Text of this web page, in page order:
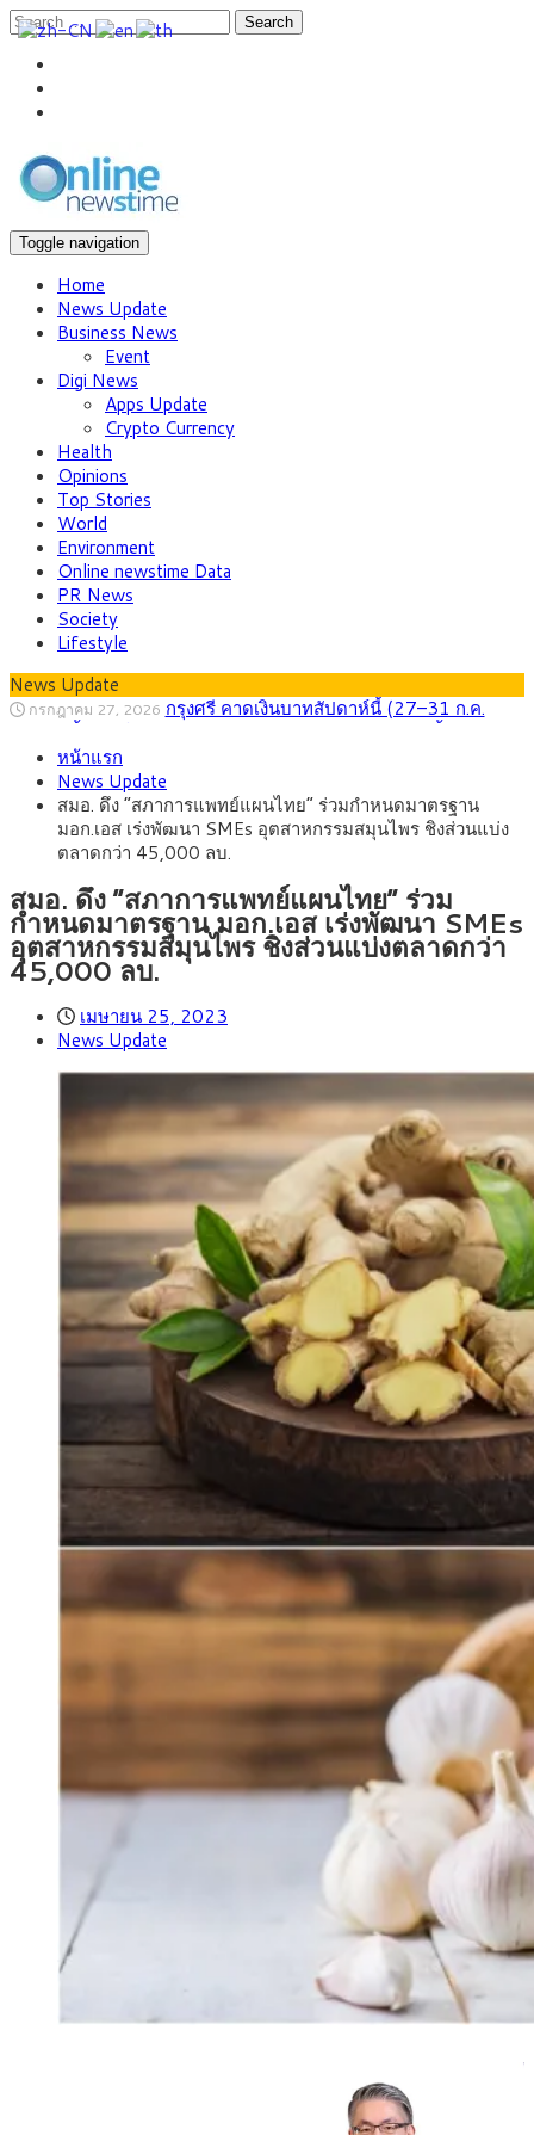
Search
Toggle navigation
Home
News Update
Business News
Event
Digi News
Apps Update
Crypto Currency
Health
Opinions
Top Stories
World
Environment
Online newstime Data
PR News
Society
Lifestyle
News Update
กรกฎาคม 27, 2026 กรุงศรี คาดเงินบาทสัปดาห์นี้ (27–31 ก.ค.
หน้ารถไฟฟ้าสงขลา โมโนเรล 12.54 กม. เชื่อมเมืองหาดใหญ่
สิงหาคม 4, 2026
รายหัวเพียง 2,618 บาท เสนอทบทวนจัดสรรงบให้สอดคล้องภาระ
งานจริง
สิงหาคม 3, 2026 กรุงศรี คาดเงินบาทสัปดาห์นี้ซื้อขายในกรอบ
33.00-33.60 ติดตามข้อมูลจ้างงานสหรัฐฯ
สิงหาคม 1, 2026 “เอกนิติ” เปิดเครื่องยนต์เศรษฐกิจใหม่ของไทย
เดินหน้า 5 ยุทธศาสตร์ รื้อโครงสร้างเศรษฐกิจ ดันไทยโตเต็ม
ศักยภาพ
กรกฎาคม 27, 2026 ภัยเงียบใกล้ตัวเด็ก LSD “แสตมป์เมา” ยาเสพ
ติดลายการ์ตูน กรมศุลกากร เตือนผู้ปกครองเฝ้าระวัง หลังยึดล็อต
ใหญ่จากเยอรมนี
หน้าแรก
News Update
สมอ. ดึง “สภาการแพทย์แผนไทย” ร่วมกำหนดมาตรฐาน
มอก.เอส เร่งพัฒนา SMEs อุตสาหกรรมสมุนไพร ชิงส่วนแบ่ง
ตลาดกว่า 45,000 ลบ.
สมอ. ดึง “สภาการแพทย์แผนไทย” ร่วม
กำหนดมาตรฐาน มอก.เอส เร่งพัฒนา SMEs
อุตสาหกรรมสมุนไพร ชิงส่วนแบ่งตลาดกว่า
45,000 ลบ.
เมษายน 25, 2023
News Update